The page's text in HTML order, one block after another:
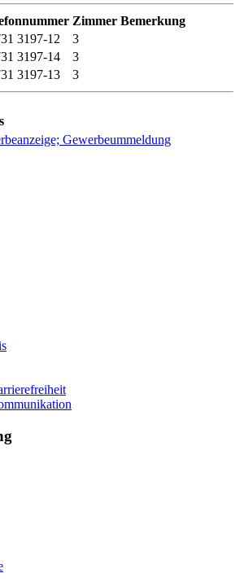
Zimmer Bemerkung
3197-12
3
3197-14
3
3197-13 3
Gewerbeummeldung